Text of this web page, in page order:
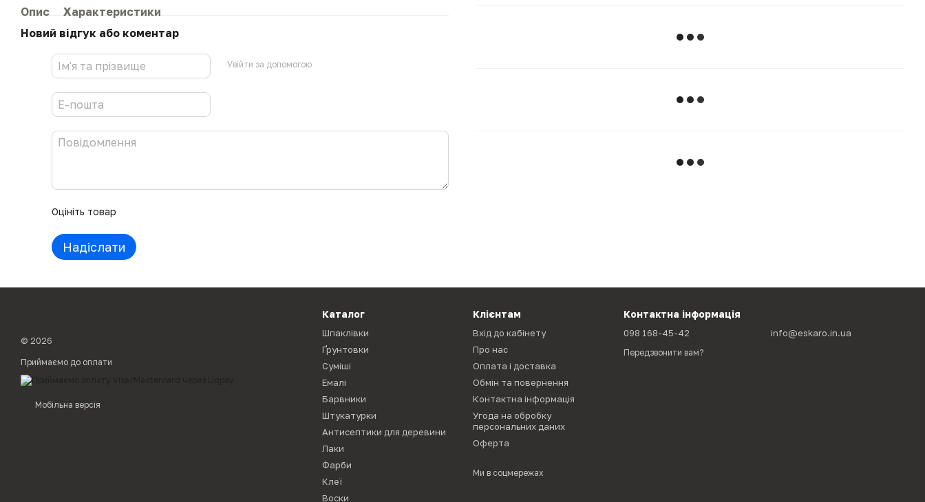
Опис
Характеристики
Новий відгук або коментар
Увійти за допомогою
Оцініть товар
Надіслати
© 2026
Приймаємо до оплати
Мобільна версія
Каталог
Шпаклівки
Ґрунтовки
Суміші
Емалі
Барвники
Штукатурки
Антисептики для деревини
Лаки
Фарби
Клеї
Воски
Клієнтам
Вхід до кабінету
Про нас
Оплата і доставка
Обмін та повернення
Контактна інформація
Угода на обробку
персональних даних
Оферта
Ми в соцмережах
Контактна інформація
098 168-45-42
Передзвонити вам?
info@eskaro.in.ua